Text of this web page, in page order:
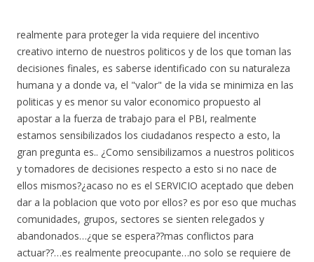
realmente para proteger la vida requiere del incentivo
creativo interno de nuestros politicos y de los que toman las
decisiones finales, es saberse identificado con su naturaleza
humana y a donde va, el "valor" de la vida se minimiza en las
politicas y es menor su valor economico propuesto al
apostar a la fuerza de trabajo para el PBI, realmente
estamos sensibilizados los ciudadanos respecto a esto, la
gran pregunta es.. ¿Como sensibilizamos a nuestros politicos
y tomadores de decisiones respecto a esto si no nace de
ellos mismos?¿acaso no es el SERVICIO aceptado que deben
dar a la poblacion que voto por ellos? es por eso que muchas
comunidades, grupos, sectores se sienten relegados y
abandonados…¿que se espera??mas conflictos para
actuar??…es realmente preocupante…no solo se requiere de